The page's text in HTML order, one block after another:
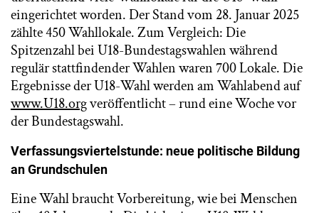
eingerichtet worden. Der Stand vom 28. Januar 2025
zählte 450 Wahllokale. Zum Vergleich: Die
Spitzenzahl bei U18-Bundestagswahlen während
regulär stattfindender Wahlen waren 700 Lokale. Die
Ergebnisse der U18-Wahl werden am Wahlabend auf
www.U18.orgveröffentlicht – rund eine Woche vor
der Bundestagswahl.
Verfassungsviertelstunde: neue politische Bildung
an Grundschulen
Eine Wahl braucht Vorbereitung, wie bei Menschen